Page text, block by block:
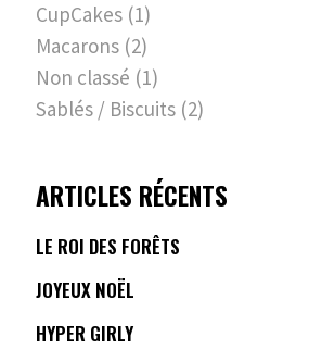
CupCakes (1)
Macarons (2)
Non classé (1)
Sablés / Biscuits (2)
ARTICLES RÉCENTS
LE ROI DES FORÊTS
JOYEUX NOËL
HYPER GIRLY